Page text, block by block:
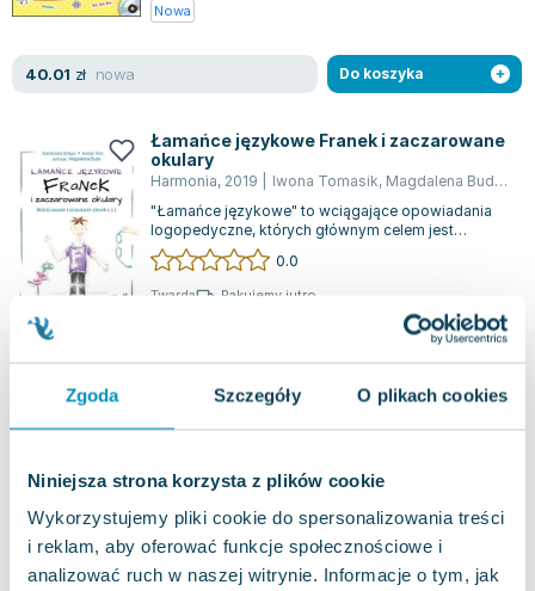
Zgoda Szczegóły O plikach cookies
Niniejsza strona korzysta z plików cookie
Wykorzystujemy pliki cookie do spersonalizowania treści
i reklam, aby oferować funkcje społecznościowe i
analizować ruch w naszej witrynie. Informacje o tym, jak
Nowa
40.01 zł nowa Do koszyka
Łamańce językowe Franek i zaczarowane
okulary
Harmonia, 2019 Iwona Tomasik, Magdalena Buda ,
"Łamańce językowe" to wciągające opowiadania
logopedyczne, których głównym celem jest
usprawnianie dykcji, artykulacji oraz utrwal...
0.0
Twarda
Pakujemy jutro
zł nowa Do koszyka
kapelusz. Różnicowanie i utrwalanie
głosek szeregu szumiącego, syczącego i
ciszącego
Harmonia ,2019| Katarzyna Szłapa
"Łamańce językowe" to książka, która w
przystępny sposób pomaga dzieciom w
doskonaleniu ich dykcji i artykulacji. Skupia się na
ut...
0.0